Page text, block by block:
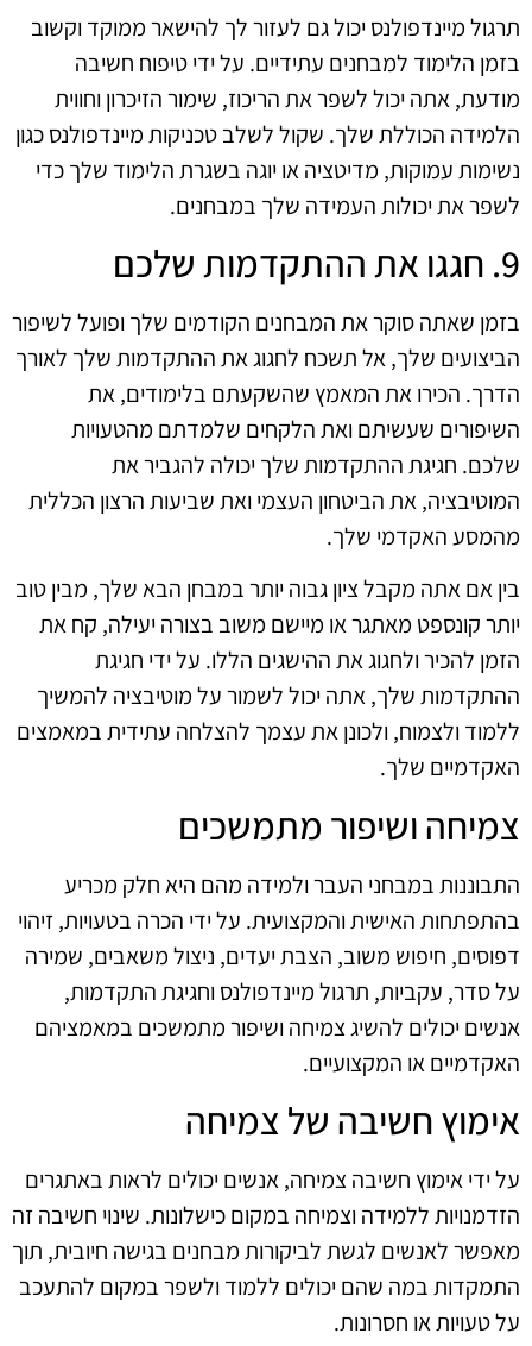
תרגול מיינדפולנס יכול גם לעזור לך להישאר ממוקד וקשוב
בזמן הלימוד למבחנים עתידיים. על ידי טיפוח חשיבה
מודעת, אתה יכול לשפר את הריכוז, שימור הזיכרון וחווית
הלמידה הכוללת שלך. שקול לשלב טכניקות מיינדפולנס כגון
נשימות עמוקות, מדיטציה או יוגה בשגרת הלימוד שלך כדי
לשפר את יכולות העמידה שלך במבחנים.
9. חגגו את ההתקדמות שלכם
בזמן שאתה סוקר את המבחנים הקודמים שלך ופועל לשיפור
הביצועים שלך, אל תשכח לחגוג את ההתקדמות שלך לאורך
הדרך. הכירו את המאמץ שהשקעתם בלימודים, את
השיפורים שעשיתם ואת הלקחים שלמדתם מהטעויות
שלכם. חגיגת ההתקדמות שלך יכולה להגביר את
המוטיבציה, את הביטחון העצמי ואת שביעות הרצון הכללית
מהמסע האקדמי שלך.
בין אם אתה מקבל ציון גבוה יותר במבחן הבא שלך, מבין טוב
יותר קונספט מאתגר או מיישם משוב בצורה יעילה, קח את
הזמן להכיר ולחגוג את ההישגים הללו. על ידי חגיגת
ההתקדמות שלך, אתה יכול לשמור על מוטיבציה להמשיך
ללמוד ולצמוח, ולכונן את עצמך להצלחה עתידית במאמצים
האקדמיים שלך.
צמיחה ושיפור מתמשכים
התבוננות במבחני העבר ולמידה מהם היא חלק מכריע
בהתפתחות האישית והמקצועית. על ידי הכרה בטעויות, זיהוי
דפוסים, חיפוש משוב, הצבת יעדים, ניצול משאבים, שמירה
על סדר, עקביות, תרגול מיינדפולנס וחגיגת התקדמות,
אנשים יכולים להשיג צמיחה ושיפור מתמשכים במאמציהם
האקדמיים או המקצועיים.
אימוץ חשיבה של צמיחה
על ידי אימוץ חשיבה צמיחה, אנשים יכולים לראות באתגרים
הזדמנויות ללמידה וצמיחה במקום כישלונות. שינוי חשיבה זה
מאפשר לאנשים לגשת לביקורות מבחנים בגישה חיובית, תוך
התמקדות במה שהם יכולים ללמוד ולשפר במקום להתעכב
על טעויות או חסרונות.